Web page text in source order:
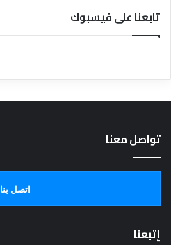
تابعنا على فيسبوك
تواصل معنا
اتصل بنا
إتبعنا